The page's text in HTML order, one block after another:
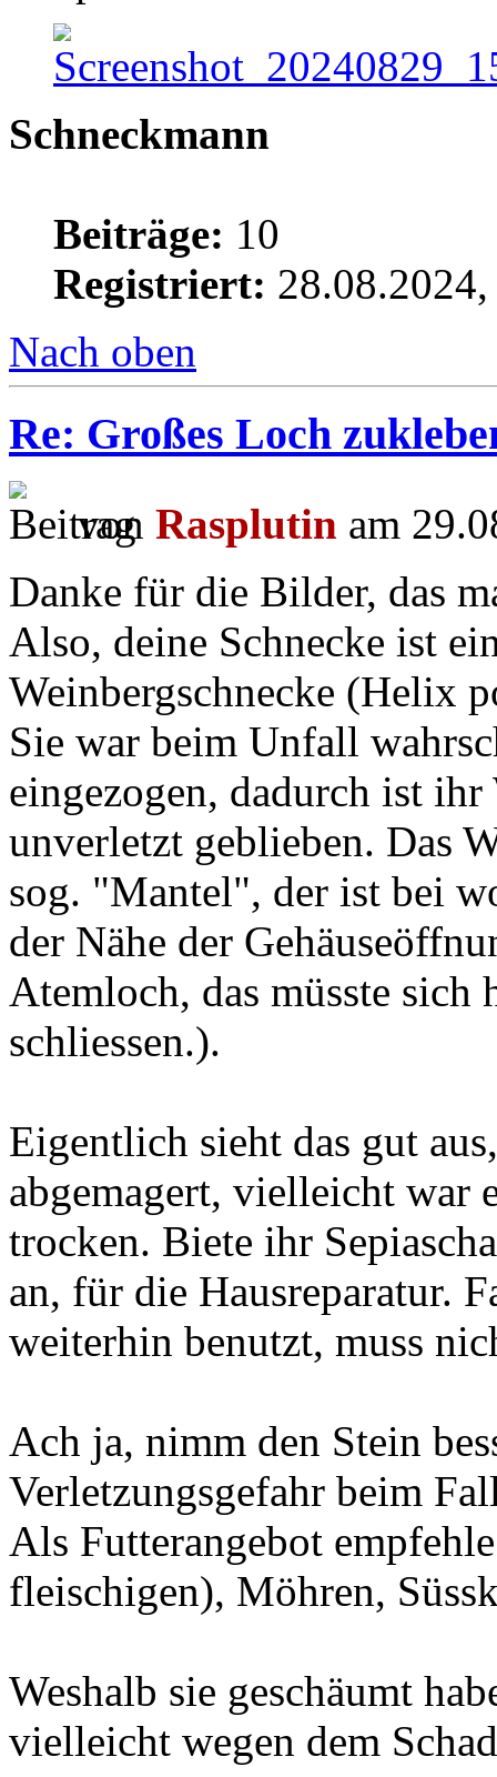
Schneckmann
Beiträge: 10
Registriert:
Nach oben
Re: Großes Loch
von Rasplutin am
Danke für die Bilder, das
Also, deine Schnecke ist
Weinbergschnecke (Helix
Sie war beim Unfall
eingezogen, dadurch ist
unverletzt geblieben. Das
sog. "Mantel", der ist bei
der Nähe der
Atemloch, das müsste
schliessen.).
Eigentlich sieht das gut
abgemagert, vielleicht war
trocken. Biete ihr
an, für die Hausreparatur.
weiterhin benutzt, muss
Ach ja, nimm den Stein
Verletzungsgefahr beim
Als Futterangebot
fleischigen), Möhren,
Weshalb sie geschäumt
vielleicht wegen dem